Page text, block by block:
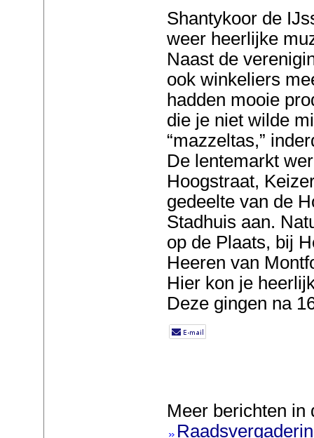
Shantykoor de
weer heerlijke
Naast de
ook winkeliers
hadden mooie
die je niet wilde
“mazzeltas,”
De lentemarkt
Hoogstraat,
gedeelte van de
Stadhuis aan.
op de Plaats, bij
Heeren van
Hier kon je
Deze gingen na
Meer berichten in